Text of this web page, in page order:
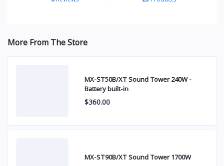
More From The Store
MX-ST50B/XT Sound Tower 240W -
Battery built-in
$360.00
MX-ST90B/XT Sound Tower 1700W